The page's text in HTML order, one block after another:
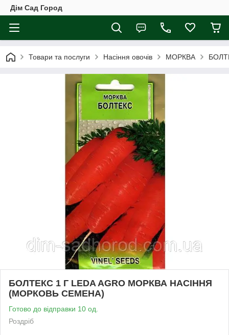
Дім Сад Город
Товари та послуги Насіння овочів МОРКВА
БОЛТЕКС 1 Г LEDA AGRO МОРКВА НАСІННЯ
(МОРКОВЬ СЕМЕНА)
Готово до відправки 10 од.
Роздріб